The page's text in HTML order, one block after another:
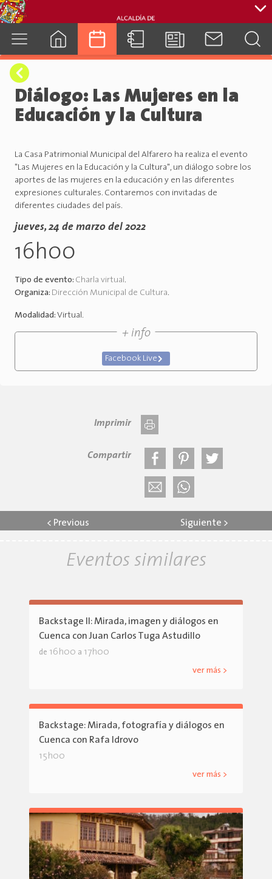
Diálogo: Las Mujeres en la
Educación y la Cultura
La Casa Patrimonial Municipal del Alfarero ha realiza el evento
"Las Mujeres en la Educación y la Cultura", un diálogo sobre los
aportes de las mujeres en la educación y en las diferentes
expresiones culturales. Contaremos con invitadas de
diferentes ciudades del país.
jueves, 24 de marzo del 2022
16h00
Tipo de evento: Charla virtual.
Organiza: Dirección Municipal de Cultura.
Modalidad: Virtual.
+ info
Facebook Live
Imprimir
Compartir
< Previous Siguiente >
Eventos similares
Backstage II: Mirada, imagen y diálogos en
Cuenca con Juan Carlos Tuga Astudillo
de 16h00 a 17h00
ver más >
Backstage: Mirada, fotografía y diálogos en
Cuenca con Rafa Idrovo
15h00
ver más >